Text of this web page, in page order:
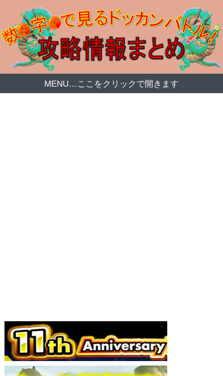
MENU…ここをクリックで開きます